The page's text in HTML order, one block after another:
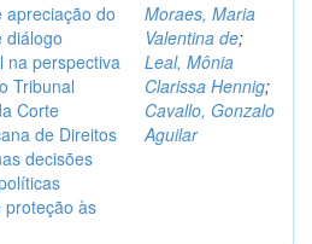
apreciação do
diálogo
na perspectiva
Tribunal
Corte
de Direitos
decisões
proteção às
Moraes, Maria
Valentina de;
Leal, Mônia
Clarissa Hennig;
Cavallo, Gonzalo
Aguilar